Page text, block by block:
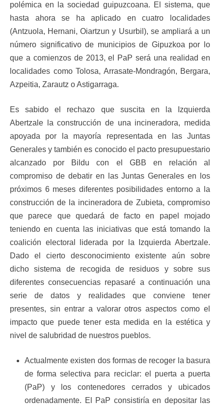
polémica en la sociedad guipuzcoana. El sistema, que
hasta ahora se ha aplicado en cuatro localidades
(Antzuola, Hernani, Oiartzun y Usurbil), se ampliará a un
número significativo de municipios de Gipuzkoa por lo
que a comienzos de 2013, el PaP será una realidad en
localidades como Tolosa, Arrasate-Mondragón, Bergara,
Azpeitia, Zarautz o Astigarraga.
Es sabido el rechazo que suscita en la Izquierda
Abertzale la construcción de una incineradora, medida
apoyada por la mayoría representada en las Juntas
Generales y también es conocido el pacto presupuestario
alcanzado por Bildu con el GBB en relación al
compromiso de debatir en las Juntas Generales en los
próximos 6 meses diferentes posibilidades entorno a la
construcción de la incineradora de Zubieta, compromiso
que parece que quedará de facto en papel mojado
teniendo en cuenta las iniciativas que está tomando la
coalición electoral liderada por la Izquierda Abertzale.
Dado el cierto desconocimiento existente aún sobre
dicho sistema de recogida de residuos y sobre sus
diferentes consecuencias repasaré a continuación una
serie de datos y realidades que conviene tener
presentes, sin entrar a valorar otros aspectos como el
impacto que puede tener esta medida en la estética y
nivel de salubridad de nuestros pueblos.
Actualmente existen dos formas de recoger la basura
de forma selectiva para reciclar: el puerta a puerta
(PaP) y los contenedores cerrados y ubicados
ordenadamente. El PaP consistiría en depositar las